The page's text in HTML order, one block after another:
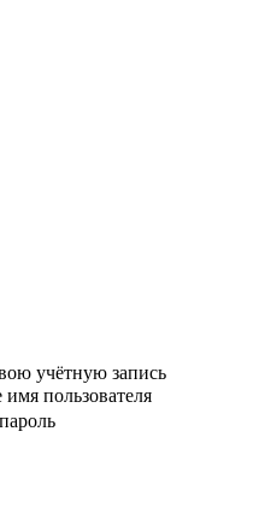
учётную запись
пользователя